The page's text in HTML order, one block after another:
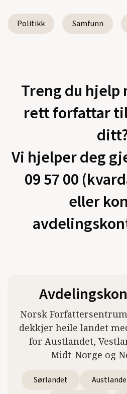
Politikk Samfunn
Treng du hjelp
rett forfattar
Vi hjelper deg
09 57 00
eller
Norsk
dekkjer heile landet
for Austlandet,
Midt-Norge og
Sørlandet